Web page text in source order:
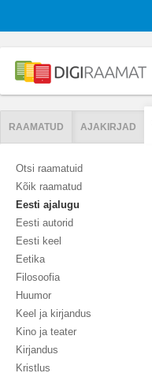
RAAMATUD AJAKIRJAD
Otsi raamatuid
Kõik raamatud
Eesti ajalugu
Eesti autorid
Eesti keel
Eetika
Filosoofia
Huumor
Keel ja kirjandus
Kino ja teater
Kirjandus
Kristlus